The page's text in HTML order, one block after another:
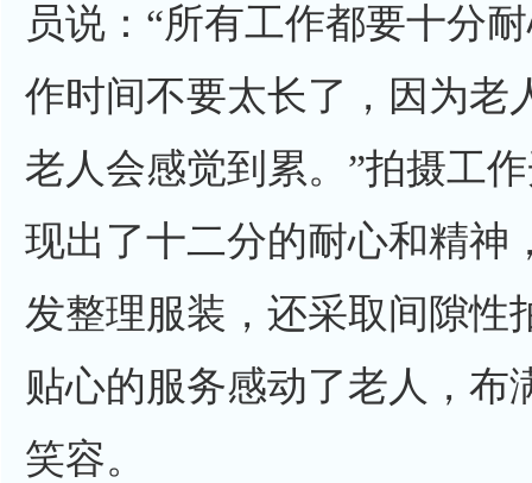
员说：“所有工作都要十分
作时间不要太长了，因为老
老人会感觉到累。”拍摄工
现出了十二分的耐心和精神
发整理服装，还采取间隙性
贴心的服务感动了老人，布
笑容。